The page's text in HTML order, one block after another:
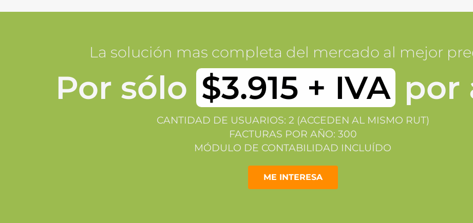
La solución mas completa del mercado al mejor
Por sólo $3.915 + IVA por
CANTIDAD DE USUARIOS: 2 (ACCEDEN AL MISMO RUT)
FACTURAS POR AÑO: 300
MÓDULO DE CONTABILIDAD INCLUÍDO
ME INTERESA